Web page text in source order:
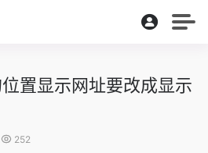
置显示网址要改成显示
252